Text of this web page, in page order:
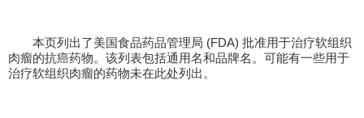
本页列出了美国食品药品管理局 (FDA) 批准用于治疗软组织
肉瘤的抗癌药物。该列表包括通用名和品牌名。可能有一些用于
治疗软组织肉瘤的药物未在此处列出。